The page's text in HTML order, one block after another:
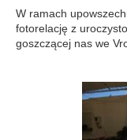
W ramach
fotorelację z
goszczącej nas we